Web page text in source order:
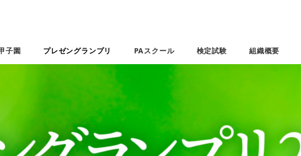
子園 プレゼングランプリ PAスクール 検定試験 組織概要